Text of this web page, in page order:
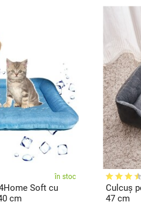
în stoc
Soft cu
cm
Culcuș
47 cm